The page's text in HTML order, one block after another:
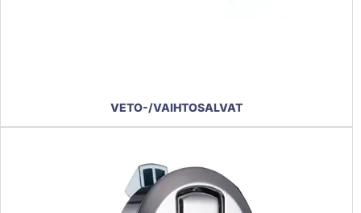
VETO-/VAIHTOSALVAT